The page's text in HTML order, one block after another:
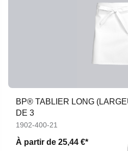
BP® TABLIER LONG
DE 3
1902-400-21
À partir de 25,44 €*